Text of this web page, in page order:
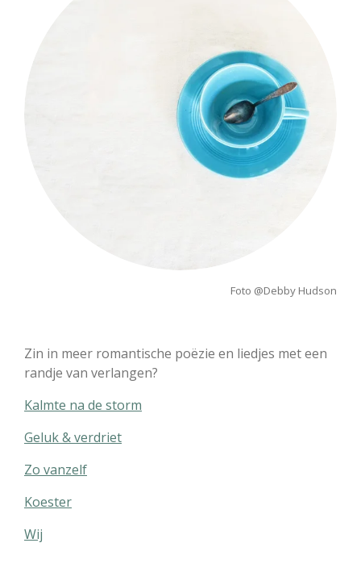
Foto @Debby Hudson
Zin in meer romantische poëzie en liedjes met een
randje van verlangen?
Kalmte na de storm
Geluk & verdriet
Zo vanzelf
Koester
Wij